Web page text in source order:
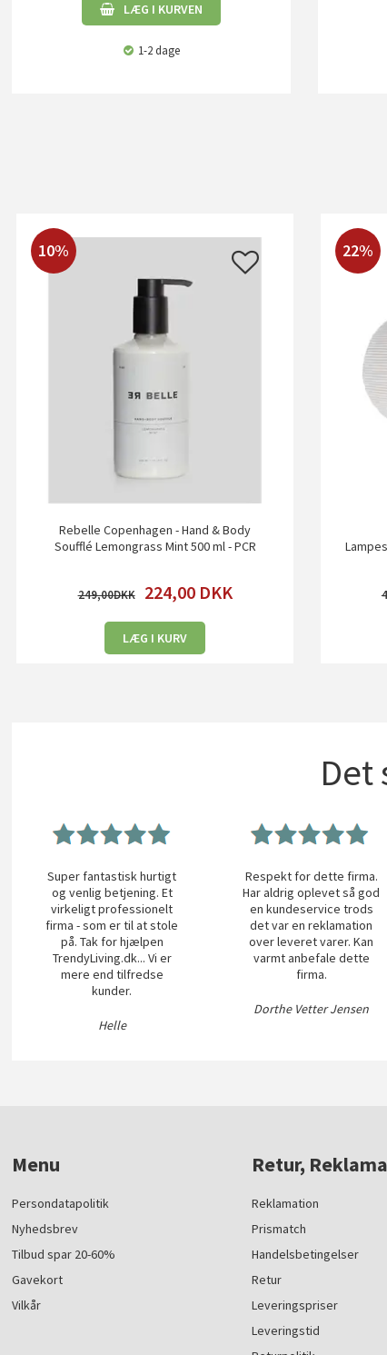
LÆG I KURVEN
1-2 dage
10%
Rebelle Copenhagen - Hand & Body
Soufflé Lemongrass Mint 500 ml - PCR
249,00 224,00 DKK
LÆG I KURV
22%
Det
Super fantastisk hurtigt
og venlig betjening. Et
virkeligt professionelt
firma - som er til at stole
på. Tak for hjælpen
TrendyLiving.dk... Vi er
mere end tilfredse
kunder.
Helle
Respekt for dette firma.
Har aldrig oplevet så god
en kundeservice trods
det var en reklamation
over leveret varer. Kan
varmt anbefale dette
firma.
Dorthe Vetter Jensen
Menu
Persondatapolitik
Nyhedsbrev
Tilbud spar 20-60%
Gavekort
Vilkår
Retur,
Reklamation
Prismatch
Handelsbetingelser
Retur
Leveringspriser
Leveringstid